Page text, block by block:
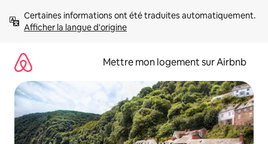
directement
Afficher la langue d'origine
Mettre mon logement sur Airbnb